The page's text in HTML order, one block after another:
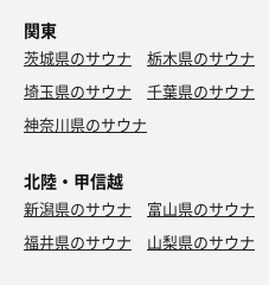
関東
茨城県のサウナ 栃木県のサウナ
埼玉県のサウナ
千葉県のサウナ
神奈川県のサウナ
北陸・甲信越
新潟県のサウナ 富山県のサウナ
福井県のサウナ
山梨県のサウナ